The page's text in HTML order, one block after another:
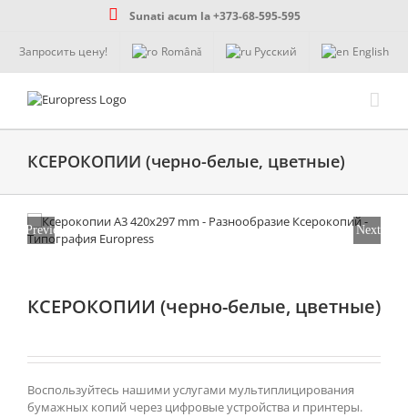
Sunati acum la +373-68-595-595
Запросить цену! Română Русский English
КСЕРОКОПИИ (черно-белые, цветные)
Previous Next
КСЕРОКОПИИ (черно-белые, цветные)
Воспользуйтесь нашими услугами мультиплицирования
бумажных копий через цифровые устройства и принтеры.